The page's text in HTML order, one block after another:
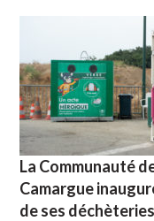
La Communauté
Camargue
de ses déchèteries